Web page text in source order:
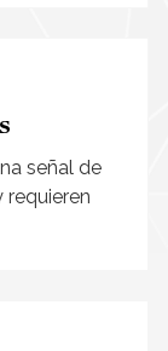
señal de
requieren